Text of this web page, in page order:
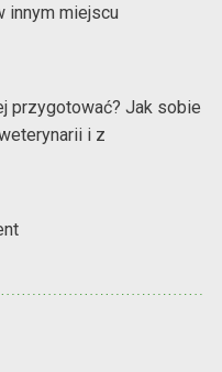
innym miejscu
przygotować? Jak sobie
i z